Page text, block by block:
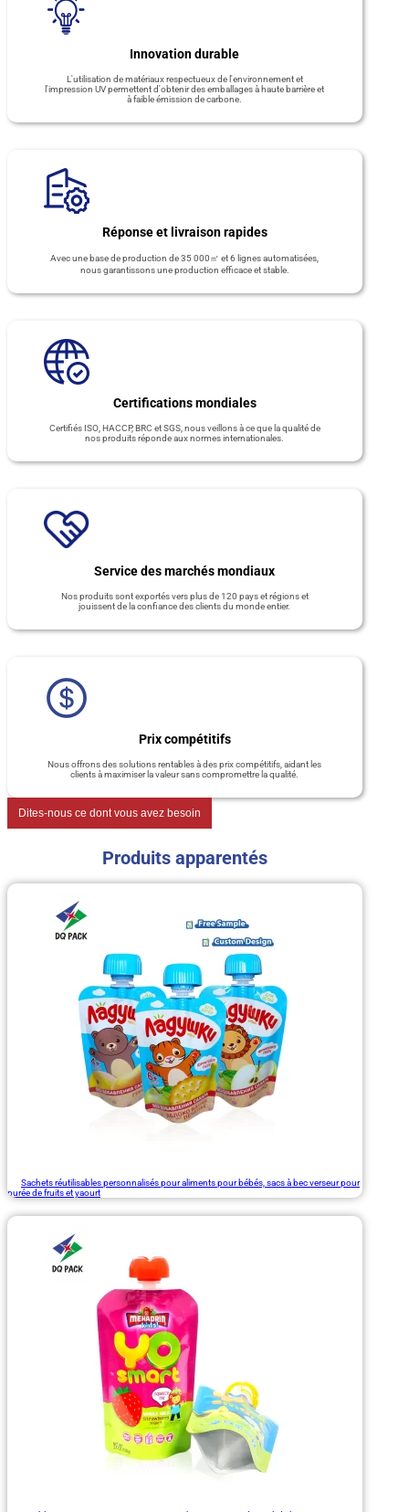
Innovation durable
L'utilisation de matériaux respectueux de l'environnement et
l'impression UV permettent d'obtenir des emballages à haute barrière et
à faible émission de carbone.
Réponse et livraison rapides
Avec une base de production de 35 000㎡ et 6 lignes automatisées,
nous garantissons une production efficace et stable.
Certifications mondiales
Certifiés ISO, HACCP, BRC et SGS, nous veillons à ce que la qualité de
nos produits réponde aux normes internationales.
Service des marchés mondiaux
Nos produits sont exportés vers plus de 120 pays et régions et
jouissent de la confiance des clients du monde entier.
Prix compétitifs
Nous offrons des solutions rentables à des prix compétitifs, aidant les
clients à maximiser la valeur sans compromettre la qualité.
Dites-nous ce dont vous avez besoin
Produits apparentés
Sachets réutilisables personnalisés pour aliments pour bébés, sacs à bec verseur pour
purée de fruits et yaourt